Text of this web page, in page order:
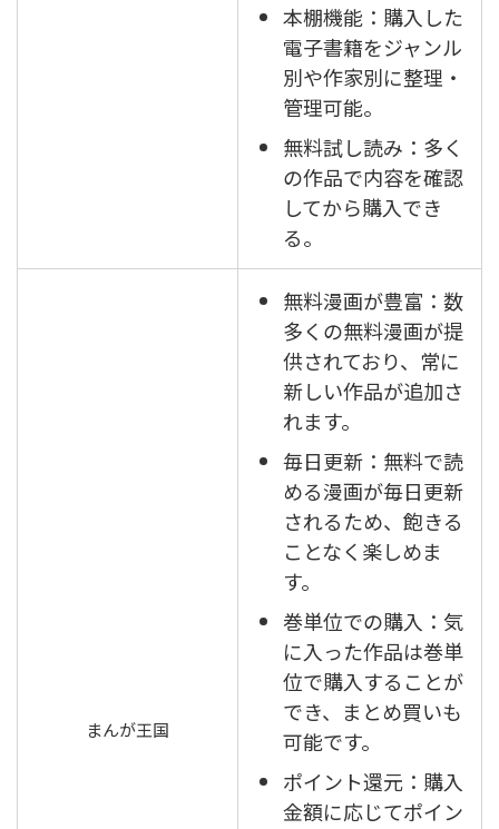
本棚機能：購入した
電子書籍をジャンル
別や作家別に整理・
管理可能。
無料試し読み：多く
の作品で内容を確認
してから購入でき
る。
まんが王国
無料漫画が豊富：数
多くの無料漫画が提
供されており、常に
新しい作品が追加さ
れます。
毎日更新：無料で読
める漫画が毎日更新
されるため、飽きる
ことなく楽しめま
す。
巻単位での購入：気
に入った作品は巻単
位で購入することが
でき、まとめ買いも
可能です。
ポイント還元：購入
金額に応じてポイン